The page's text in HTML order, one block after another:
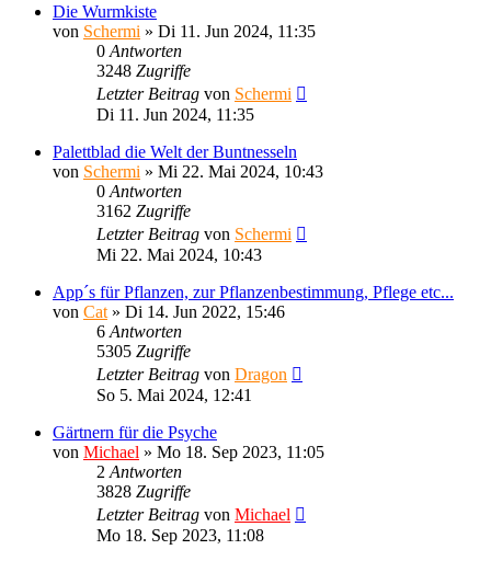
Die Wurmkiste
von Schermi » Di 11. Jun 2024, 11:35
0 Antworten
3248 Zugriffe
Letzter Beitrag von Schermi
Di 11. Jun 2024, 11:35
Palettblad die Welt der Buntnesseln
von Schermi » Mi 22. Mai 2024, 10:43
0 Antworten
3162 Zugriffe
Letzter Beitrag von Schermi
Mi 22. Mai 2024, 10:43
App´s für Pflanzen, zur Pflanzenbestimmung, Pflege etc...
von Cat » Di 14. Jun 2022, 15:46
6 Antworten
5305 Zugriffe
Letzter Beitrag von Dragon
So 5. Mai 2024, 12:41
Gärtnern für die Psyche
von Michael » Mo 18. Sep 2023, 11:05
2 Antworten
3828 Zugriffe
Letzter Beitrag von Michael
Mo 18. Sep 2023, 11:08